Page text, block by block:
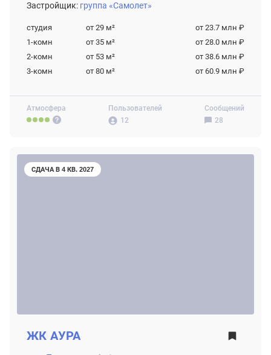
Атмосфера
Пользователей
12
Сообщений
28
Застройщик: группа «Самолет»
студия от 29 м²
от 23.7 млн ₽
1-комн
от 35 м²
от 28.0 млн ₽
2-комн
от 53 м²
от 38.6 млн ₽
3-комн
от 80 м² от 60.9 млн ₽
СДАЧА В 4 КВ. 2027
ЖК АУРА